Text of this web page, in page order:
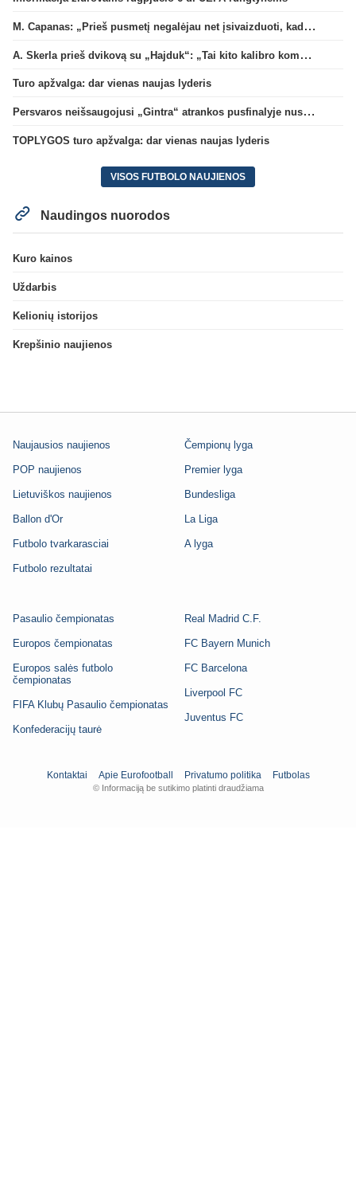
M. Capanas: „Prieš pusmetį negalėjau net įsivaizduoti, kad žaisime prieš „Hajduk“
A. Skerla prieš dvikovą su „Hajduk“: „Tai kito kalibro komanda“
Turo apžvalga: dar vienas naujas lyderis
Persvaros neišsaugojusi „Gintra“ atrankos pusfinalyje nusileido Škotijos čempionėms
TOPLYGOS turo apžvalga: dar vienas naujas lyderis
VISOS FUTBOLO NAUJIENOS
Naudingos nuorodos
Kuro kainos
Uždarbis
Kelionių istorijos
Krepšinio naujienos
Naujausios naujienos
POP naujienos
Lietuviškos naujienos
Ballon d'Or
Futbolo tvarkarasciai
Futbolo rezultatai
Čempionų lyga
Premier lyga
Bundesliga
La Liga
A lyga
Pasaulio čempionatas
Europos čempionatas
Europos salės futbolo
čempionatas
FIFA Klubų Pasaulio čempionatas
Konfederacijų taurė
Real Madrid C.F.
FC Bayern Munich
FC Barcelona
Liverpool FC
Juventus FC
Kontaktai Apie Eurofootball Privatumo politika Futbolas
© Informaciją be sutikimo platinti draudžiama